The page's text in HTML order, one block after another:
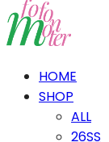
HOME
SHOP
ALL
26SS